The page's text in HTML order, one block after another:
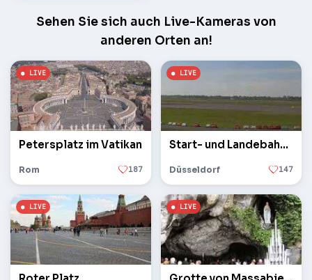
Sehen Sie sich auch Live-Kameras von
anderen Orten an!
Petersplatz im Vatikan
Rom 187
Start- und Landebahn des Flughafens
Düsseldorf 147